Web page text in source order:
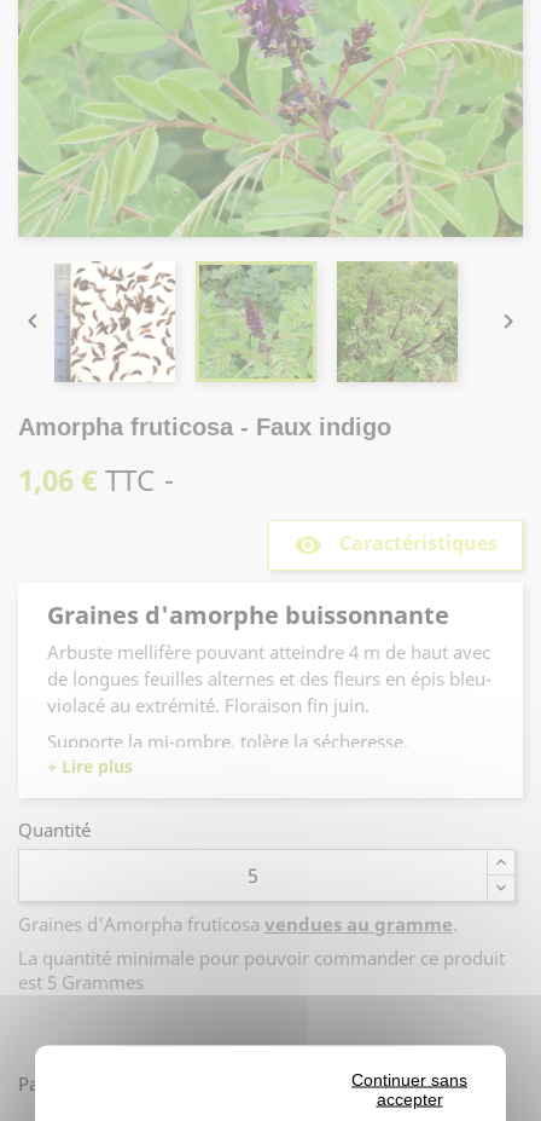
Continuer sans
accepter
 
Amorpha fruticosa - Faux indigo
1,06 €TTC
remove_red_eye Caractéristiques
Graines d'amorphe buissonnante
Arbuste mellifère pouvant atteindre 4 m de haut avec
de longues feuilles alternes et des fleurs en épis bleu-
violacé au extrémité. Floraison fin juin.
Supporte la mi-ombre, tolère la sécheresse.
Quantité
Graines d'Amorpha fruticosa vendues au gramme.
La quantité minimale pour pouvoir commander ce produit
est 5 Grammes
Partager